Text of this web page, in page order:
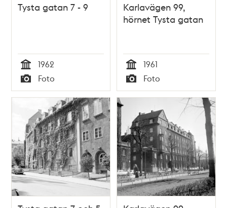
Tysta gatan 7 - 9
Tid
1962
Typ
Foto
Karlavägen 99,
hörnet Tysta gatan
Tid
1961
Typ
Foto